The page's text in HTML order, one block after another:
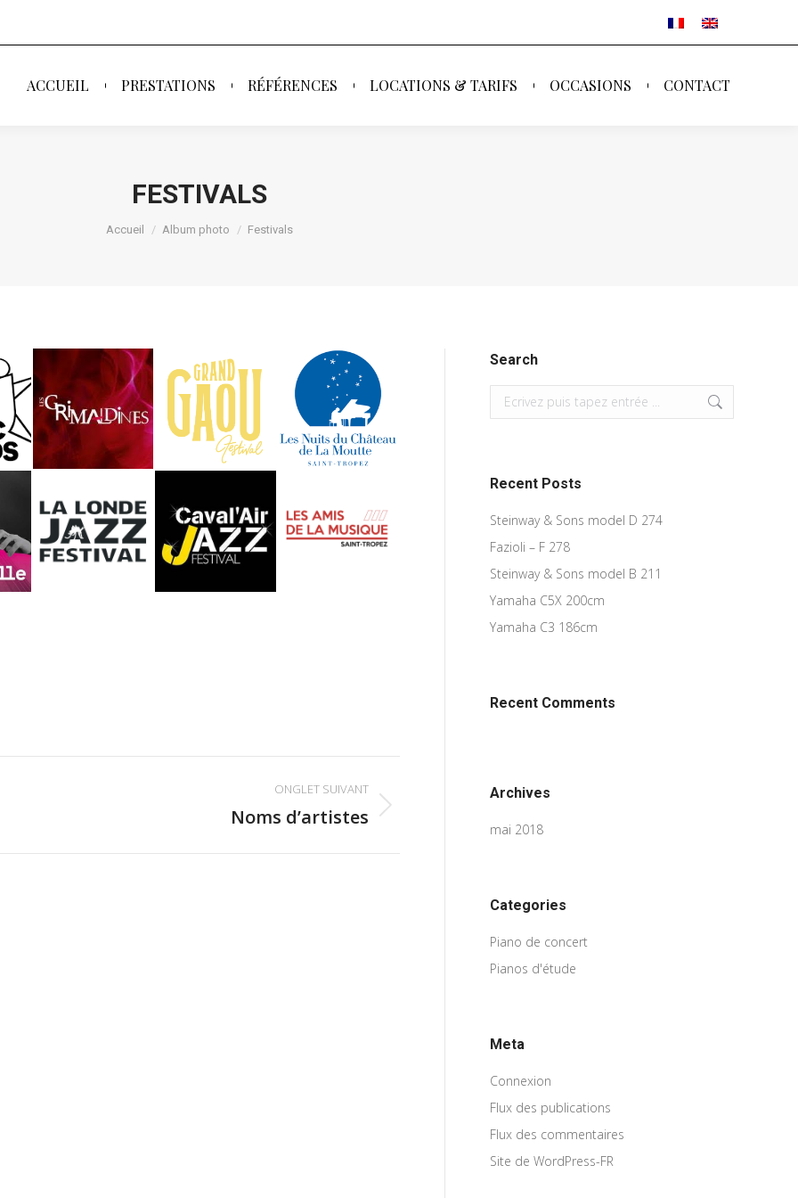
ACCUEIL PRESTATIONS RÉFÉRENCES LOCATIONS & TARIFS OCCASIONS CONTACT
FESTIVALS
Vous êtes ici :
Accueil Album photo Festivals
ONGLET SUIVANT
Noms d’artistes
Search
Search:
Recent Posts
Steinway & Sons model D 274
Fazioli – F 278
Steinway & Sons model B 211
Yamaha C5X 200cm
Yamaha C3 186cm
Recent Comments
Archives
mai 2018
Categories
Piano de concert
Pianos d'étude
Meta
Connexion
Flux des publications
Flux des commentaires
Site de WordPress-FR
CONTACT